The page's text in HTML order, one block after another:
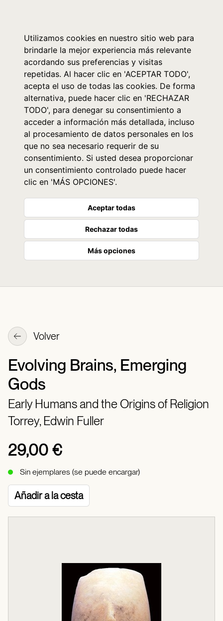
Utilizamos cookies en nuestro sitio web para
brindarle la mejor experiencia más relevante
acordando sus preferencias y visitas
repetidas. Al hacer clic en 'ACEPTAR TODO',
acepta el uso de todas las cookies. De forma
alternativa, puede hacer clic en 'RECHAZAR
TODO', para denegar su consentimiento a
acceder a información más detallada, incluso
al procesamiento de datos personales en los
que no sea necesario requerir de su
consentimiento. Si usted desea proporcionar
un consentimiento controlado puede hacer
clic en 'MÁS OPCIONES'.
Aceptar todas
Rechazar todas
Más opciones
Volver
Evolving Brains, Emerging
Gods
Early Humans and the Origins of Religion
Torrey, Edwin Fuller
29,00 €
Sin ejemplares (se puede encargar)
Añadir a la cesta